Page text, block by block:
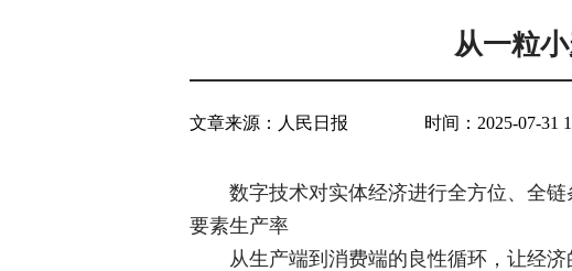
从一粒
文章来源： 人民日报 时间：2025-07-31
数字技术对实体经济进行全方位、全
要素生产率
从生产端到消费端的良性循环，让经